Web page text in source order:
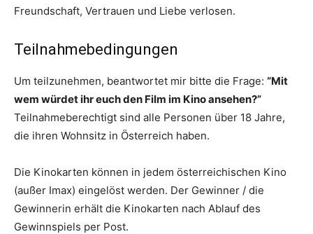
Freundschaft, Vertrauen und Liebe verlosen.
Teilnahmebedingungen
Um teilzunehmen, beantwortet mir bitte die Frage: “Mit
wem würdet ihr euch den Film im Kino ansehen?”
Teilnahmeberechtigt sind alle Personen über 18 Jahre,
die ihren Wohnsitz in Österreich haben.
Die Kinokarten können in jedem österreichischen Kino
(außer Imax) eingelöst werden. Der Gewinner / die
Gewinnerin erhält die Kinokarten nach Ablauf des
Gewinnspiels per Post.